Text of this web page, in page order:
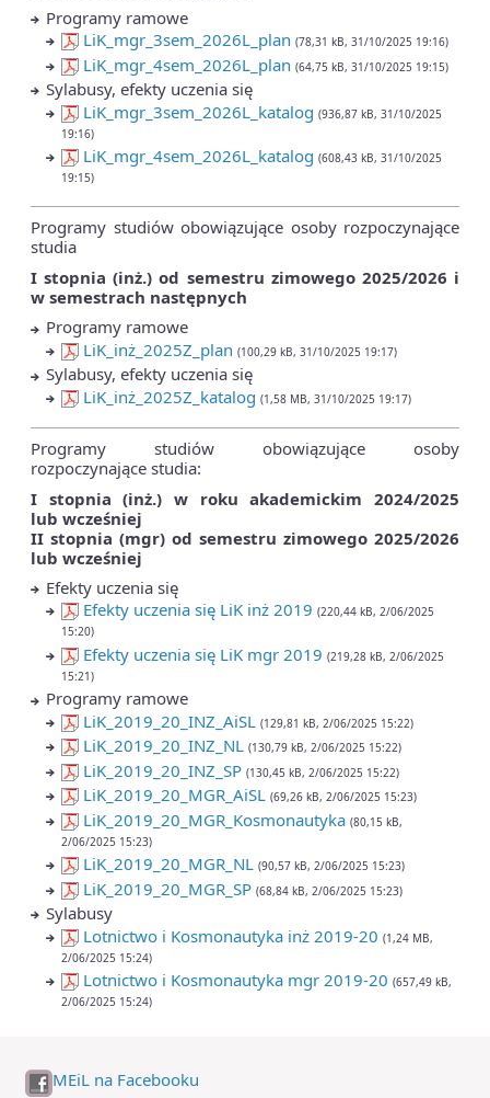
Programy ramowe
LiK_mgr_3sem_2026L_plan (78,31 kB, 31/10/2025 19:16)
LiK_mgr_4sem_2026L_plan (64,75 kB, 31/10/2025 19:15)
Sylabusy, efekty uczenia się
LiK_mgr_3sem_2026L_katalog (936,87 kB, 31/10/2025
19:16)
LiK_mgr_4sem_2026L_katalog (608,43 kB, 31/10/2025
19:15)
Programy studiów obowiązujące osoby rozpoczynające
studia
I stopnia (inż.) od semestru zimowego 2025/2026 i
w semestrach następnych
Programy ramowe
LiK_inż_2025Z_plan (100,29 kB, 31/10/2025 19:17)
Sylabusy, efekty uczenia się
LiK_inż_2025Z_katalog (1,58 MB, 31/10/2025 19:17)
Programy studiów obowiązujące osoby
rozpoczynające studia:
I stopnia (inż.) w roku akademickim 2024/2025
lub wcześniej
II stopnia (mgr) od semestru zimowego 2025/2026
lub wcześniej
Efekty uczenia się
Efekty uczenia się LiK inż 2019 (220,44 kB, 2/06/2025
15:20)
Efekty uczenia się LiK mgr 2019 (219,28 kB, 2/06/2025
15:21)
Programy ramowe
LiK_2019_20_INZ_AiSL (129,81 kB, 2/06/2025 15:22)
LiK_2019_20_INZ_NL (130,79 kB, 2/06/2025 15:22)
LiK_2019_20_INZ_SP (130,45 kB, 2/06/2025 15:22)
LiK_2019_20_MGR_AiSL (69,26 kB, 2/06/2025 15:23)
LiK_2019_20_MGR_Kosmonautyka (80,15 kB,
2/06/2025 15:23)
LiK_2019_20_MGR_NL (90,57 kB, 2/06/2025 15:23)
LiK_2019_20_MGR_SP (68,84 kB, 2/06/2025 15:23)
Sylabusy
Lotnictwo i Kosmonautyka inż 2019-20 (1,24 MB,
2/06/2025 15:24)
Lotnictwo i Kosmonautyka mgr 2019-20 (657,49 kB,
2/06/2025 15:24)
MEiL na Facebooku